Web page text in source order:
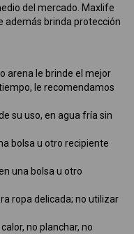
del mercado. Maxlife
además brinda protección
arena le brinde el mejor
le recomendamos
su uso, en agua fría sin
bolsa u otro recipiente
una bolsa u otro
ropa delicada; no utilizar
no planchar, no